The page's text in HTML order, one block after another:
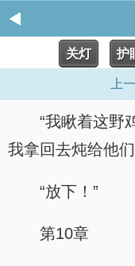
关灯 护
上
“我瞅着这野
我拿回去炖给他
“放下！”
第10章